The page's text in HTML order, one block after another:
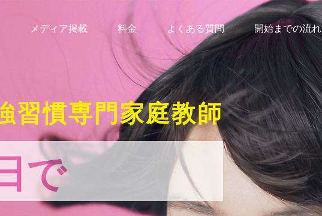
メディア掲載 料金 よくある質問 開始までの流れ
習慣専門家庭教師
で